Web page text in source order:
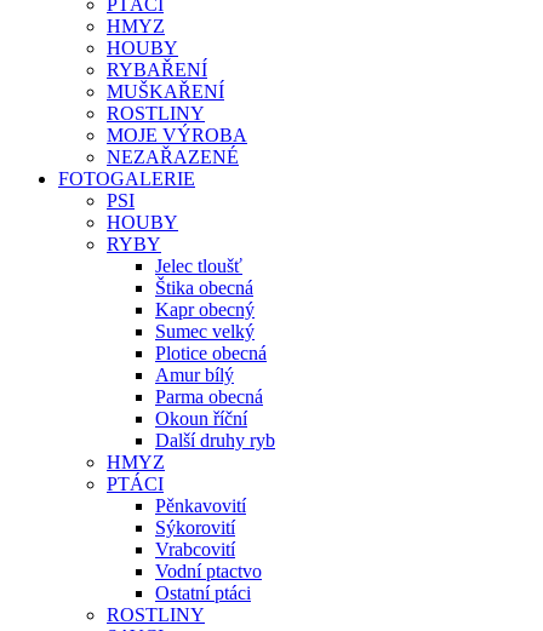
PTÁCI
HMYZ
HOUBY
RYBAŘENÍ
MUŠKAŘENÍ
ROSTLINY
MOJE VÝROBA
NEZAŘAZENÉ
FOTOGALERIE
PSI
HOUBY
RYBY
Jelec tloušť
Štika obecná
Kapr obecný
Sumec velký
Plotice obecná
Amur bílý
Parma obecná
Okoun říční
Další druhy ryb
HMYZ
PTÁCI
Pěnkavovití
Sýkorovití
Vrabcovití
Vodní ptactvo
Ostatní ptáci
ROSTLINY